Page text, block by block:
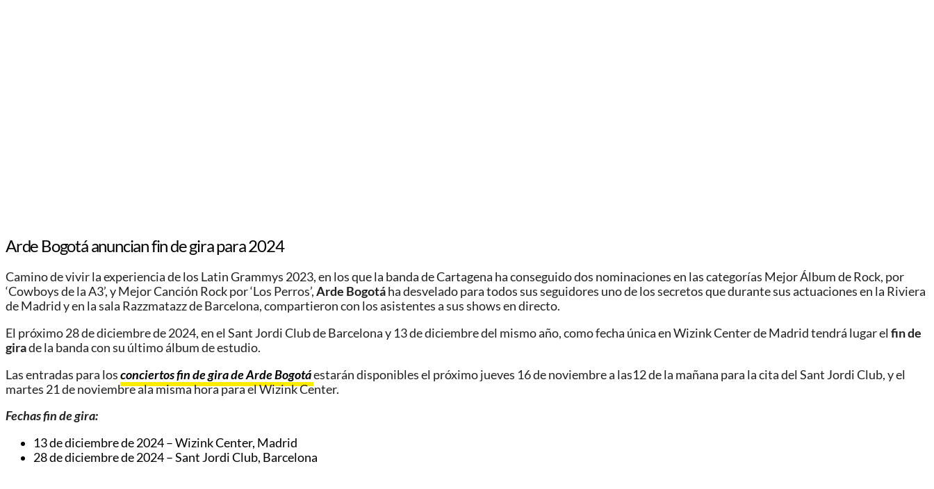
Arde Bogotá anuncian fin de gira para 2024
Camino de vivir la experiencia de los Latin Grammys 2023, en los que la banda de Cartagena ha conseguido dos nominaciones en las categorías Mejor Álbum de Rock, por
‘Cowboys de la A3’, y Mejor Canción Rock por ‘Los Perros’,Arde Bogotáha desvelado para todos sus seguidores uno de los secretos que durante sus actuaciones en la Riviera
de Madrid y en la sala Razzmatazz de Barcelona, compartieron con los asistentes a sus shows en directo.
El próximo 28 de diciembre de 2024, en el Sant Jordi Club de Barcelona y 13 de diciembre del mismo año, como fecha única en Wizink Center de Madrid tendrá lugar el fin de
girade la banda con su último álbum de estudio.
Las entradas para losconciertos fin de gira de Arde Bogotáestarán disponibles el próximo jueves 16 de noviembre a las12 de la mañana para la cita del Sant Jordi Club, y el
martes 21 de noviembre ala misma hora para el Wizink Center.
Fechas fin de gira:
13 de diciembre de 2024 – Wizink Center, Madrid
28 de diciembre de 2024 – Sant Jordi Club, Barcelona